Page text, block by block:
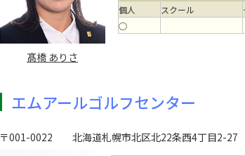
髙橋 ありさ
個人
スクール
○
エムアールゴルフセンター
〒001-0022 北海道札幌市北区北22条西4丁目2-27